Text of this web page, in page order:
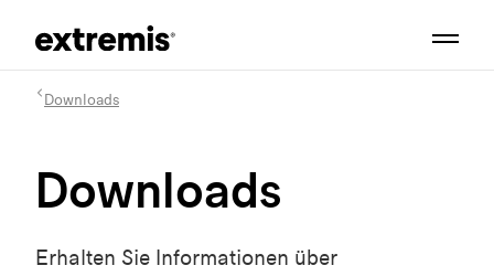
Downloads
Downloads
Erhalten Sie Informationen über